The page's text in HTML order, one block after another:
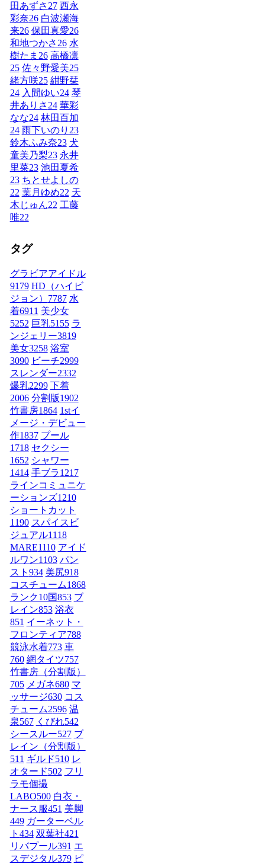
田あずさ27 西永
彩奈26 白波瀬海
来26 保田真愛26
和地つかさ26 水
樹たま 26 高橋凛
25 佐々野愛美25
緒方咲25 紺野栞
24 入間ゆい24 琴
井ありさ24 華彩
なな24 林田百加
24 雨下いのり 23
鈴木ふみ奈23 犬
童美乃梨23 永井
里菜23 池田夏希
23 ちとせよしの
22 葉月ゆめ22 天
木じゅん22 工藤
唯22
タグ
グラビアアイドル
9179 HD（ハイビ
ジョン） 7787 水
着6911 美少女
5252 巨乳5155 ラ
ンジェリー3819
美女3258 浴室
3090 ビーチ2999
スレンダー2332
爆乳2299 下着
2006 分割版1902
竹書房1864 1stイ
メージ・デビュー
作1837 プール
1718 セクシー
1652 シャワー
1414 手ブラ1217
ラインコミュニケ
ーションズ1210
ショートカット
1190 スパイスビ
ジュアル1118
MARE1110 アイド
ルワン1103 パン
スト 934 美尻918
コスチューム1868
ランク10国853 ブ
レイン853 浴衣
851 イーネット・
フロンティア788
競泳水着773 車
760 網タイツ757
竹書房（分割版）
705 メガネ680 マ
ッサージ630 コス
チューム2596 温
泉567 くびれ542
シースルー527 ブ
レイン（分割版）
511 ギルド510 レ
オタード502 フリ
ラモ個撮
LABO500 白衣・
ナース服451 美脚
449 ガーターベル
ト 434 双葉社421
リバプール391 エ
スデジタル379 ピ